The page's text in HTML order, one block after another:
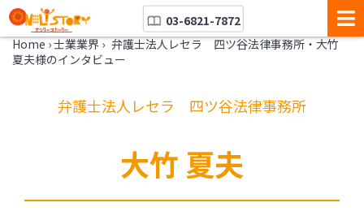
03-6821-7872
Home ›士業業界 › 弁護士法人レセラ 四ツ谷法律事務所・大竹
夏夫様のインタビュー
弁護士法人レセラ 四ツ谷法律事務所
大竹 夏夫